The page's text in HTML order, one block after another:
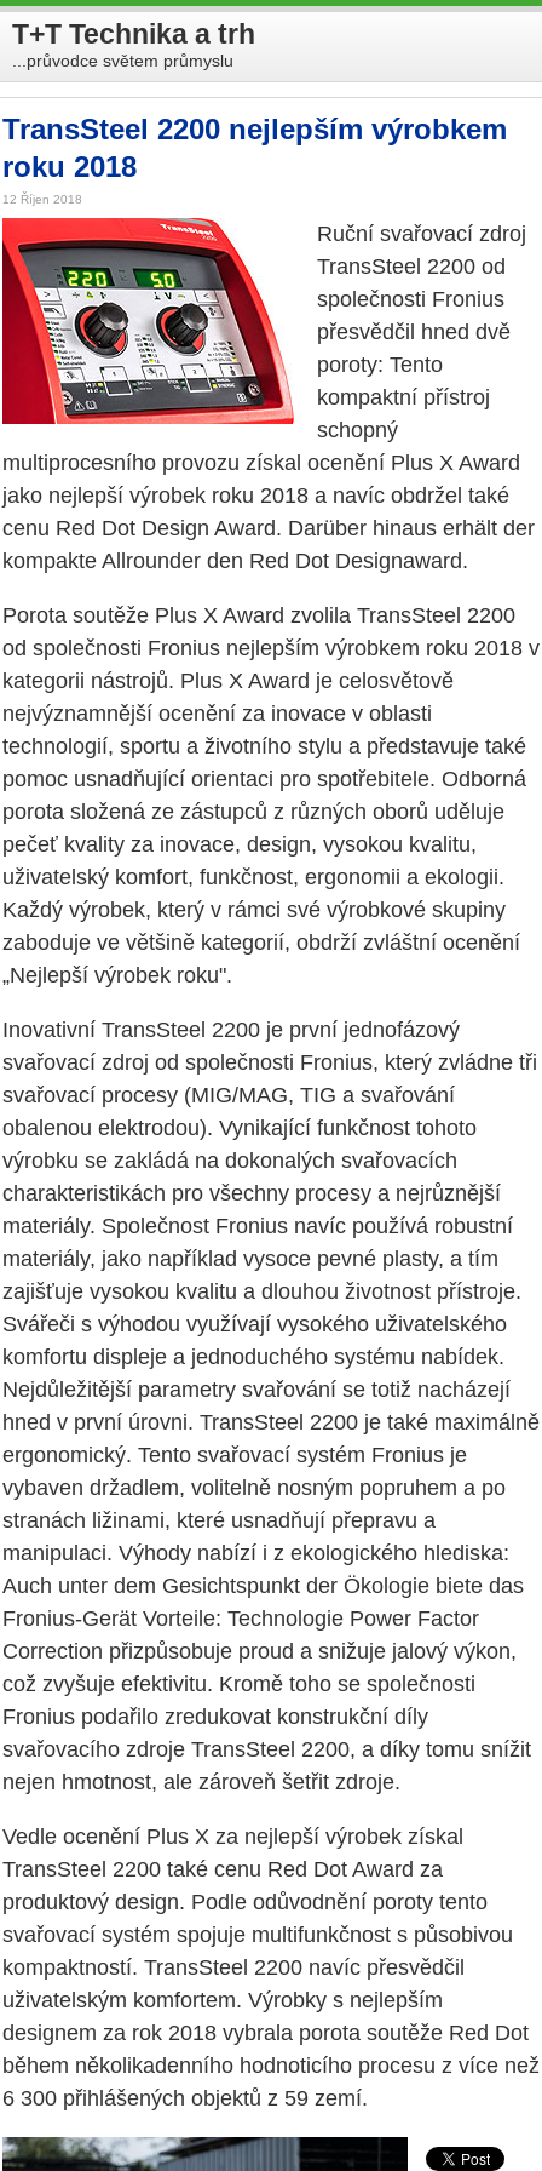
T+T Technika a trh
...průvodce světem průmyslu
TransSteel 2200 nejlepším výrobkem
roku 2018
12 Říjen 2018
Ruční svařovací zdroj
TransSteel 2200 od
společnosti Fronius
přesvědčil hned dvě
poroty: Tento
kompaktní přístroj
schopný
multiprocesního provozu získal ocenění Plus X Award
jako nejlepší výrobek roku 2018 a navíc obdržel také
cenu Red Dot Design Award. Darüber hinaus erhält der
kompakte Allrounder den Red Dot Designaward.
Porota soutěže Plus X Award zvolila TransSteel 2200
od společnosti Fronius nejlepším výrobkem roku 2018 v
kategorii nástrojů. Plus X Award je celosvětově
nejvýznamnější ocenění za inovace v oblasti
technologií, sportu a životního stylu a představuje také
pomoc usnadňující orientaci pro spotřebitele. Odborná
porota složená ze zástupců z různých oborů uděluje
pečeť kvality za inovace, design, vysokou kvalitu,
uživatelský komfort, funkčnost, ergonomii a ekologii.
Každý výrobek, který v rámci své výrobkové skupiny
zaboduje ve většině kategorií, obdrží zvláštní ocenění
„Nejlepší výrobek roku".
Inovativní TransSteel 2200 je první jednofázový
svařovací zdroj od společnosti Fronius, který zvládne tři
svařovací procesy (MIG/MAG, TIG a svařování
obalenou elektrodou). Vynikající funkčnost tohoto
výrobku se zakládá na dokonalých svařovacích
charakteristikách pro všechny procesy a nejrůznější
materiály. Společnost Fronius navíc používá robustní
materiály, jako například vysoce pevné plasty, a tím
zajišťuje vysokou kvalitu a dlouhou životnost přístroje.
Svářeči s výhodou využívají vysokého uživatelského
komfortu displeje a jednoduchého systému nabídek.
Nejdůležitější parametry svařování se totiž nacházejí
hned v první úrovni. TransSteel 2200 je také maximálně
ergonomický. Tento svařovací systém Fronius je
vybaven držadlem, volitelně nosným popruhem a po
stranách ližinami, které usnadňují přepravu a
manipulaci. Výhody nabízí i z ekologického hlediska:
Auch unter dem Gesichtspunkt der Ökologie biete das
Fronius-Gerät Vorteile: Technologie Power Factor
Correction přizpůsobuje proud a snižuje jalový výkon,
což zvyšuje efektivitu. Kromě toho se společnosti
Fronius podařilo zredukovat konstrukční díly
svařovacího zdroje TransSteel 2200, a díky tomu snížit
nejen hmotnost, ale zároveň šetřit zdroje.
Vedle ocenění Plus X za nejlepší výrobek získal
TransSteel 2200 také cenu Red Dot Award za
produktový design. Podle odůvodnění poroty tento
svařovací systém spojuje multifunkčnost s působivou
kompaktností. TransSteel 2200 navíc přesvědčil
uživatelským komfortem. Výrobky s nejlepším
designem za rok 2018 vybrala porota soutěže Red Dot
během několikadenního hodnoticího procesu z více než
6 300 přihlášených objektů z 59 zemí.